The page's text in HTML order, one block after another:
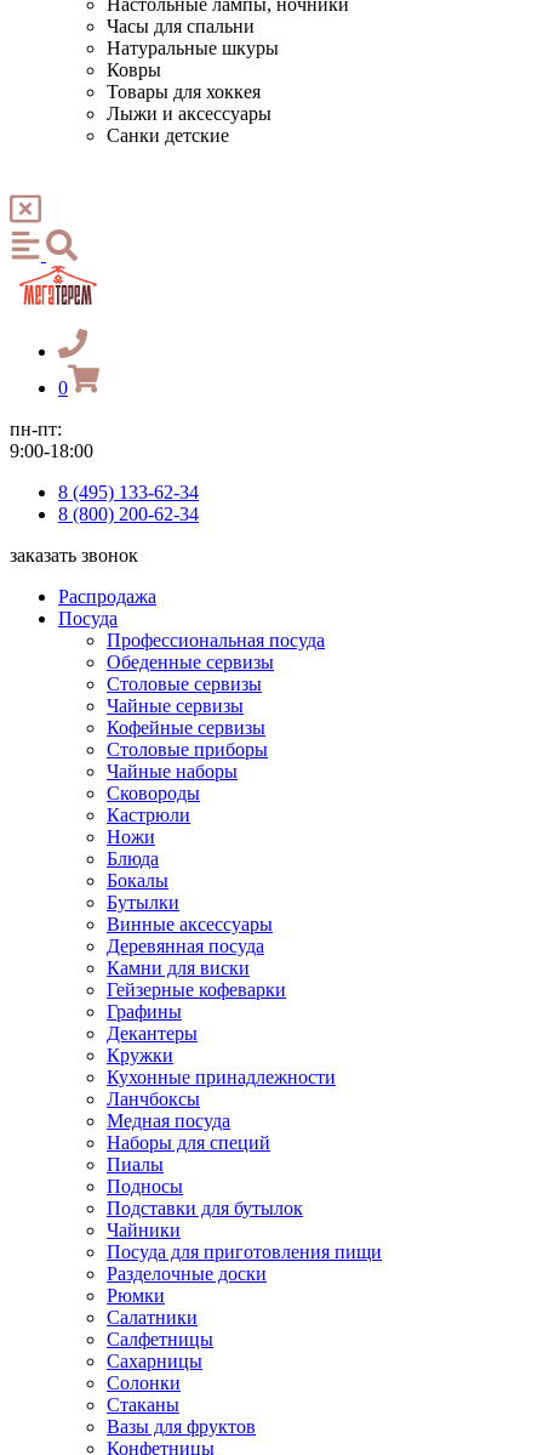
Настольные лампы, ночники
Часы для спальни
Натуральные шкуры
Ковры
Товары для хоккея
Лыжи и аксессуары
Санки детские
0
пн-пт:
9:00-18:00
8 (495) 133-62-34
8 (800) 200-62-34
заказать звонок
Распродажа
Посуда
Профессиональная посуда
Обеденные сервизы
Столовые сервизы
Чайные сервизы
Кофейные сервизы
Столовые приборы
Чайные наборы
Сковороды
Кастрюли
Ножи
Блюда
Бокалы
Бутылки
Винные аксессуары
Деревянная посуда
Камни для виски
Гейзерные кофеварки
Графины
Декантеры
Кружки
Кухонные принадлежности
Ланчбоксы
Медная посуда
Наборы для специй
Пиалы
Подносы
Подставки для бутылок
Чайники
Посуда для приготовления пищи
Разделочные доски
Рюмки
Салатники
Салфетницы
Сахарницы
Солонки
Стаканы
Вазы для фруктов
Конфетницы